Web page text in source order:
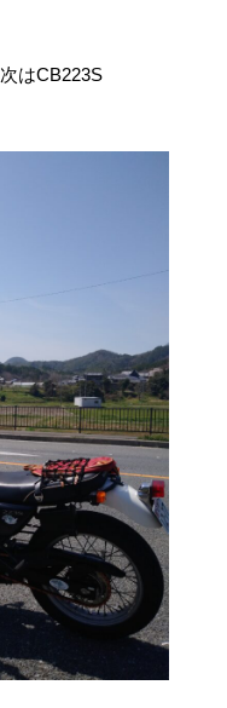
次はCB223S